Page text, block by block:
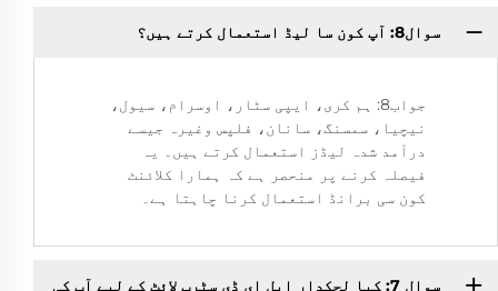
سوال8: آپ کون سا لیڈ استعمال کرتے ہیں؟
جواب8: ہم کری، ایپی سٹار، اوسرام، سیول،
نیچیا، سمسنگ، سانان، فلپس وغیرہ جیسے
درآمد شدہ لیڈز استعمال کرتے ہیں۔ یہ
فیصلہ کرنے پر منحصر ہے کہ ہمارا کلائنٹ
کون سی برانڈ استعمال کرنا چاہتا ہے۔
سوال 7: کیا لچکدار ایل ای ڈی سٹرپ لائٹ کے لیے آپ کی